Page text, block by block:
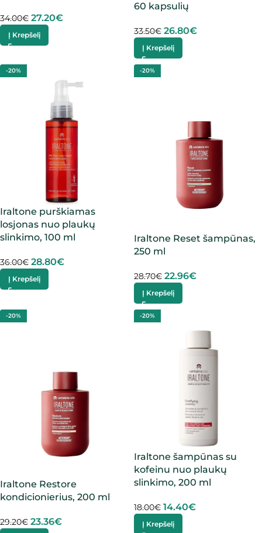
34.00€ 27.20€
Į Krepšelį
60 kapsulių
33.50€ 26.80€
Į Krepšelį
-20%
Iraltone purškiamas
losjonas nuo plaukų
slinkimo, 100 ml
36.00€ 28.80€
Į Krepšelį
-20%
Iraltone Reset šampūnas,
250 ml
28.70€ 22.96€
Į Krepšelį
-20%
Iraltone Restore
kondicionierius, 200 ml
29.20€ 23.36€
-20%
Iraltone šampūnas su
kofeinu nuo plaukų
slinkimo, 200 ml
18.00€ 14.40€
Į Krepšelį